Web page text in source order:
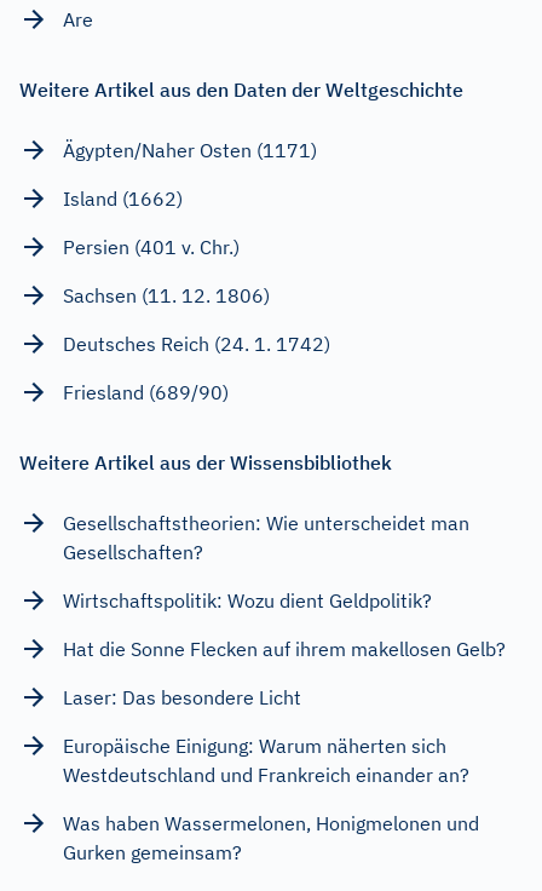
Are
Weitere Artikel aus den Daten der Weltgeschichte
Ägypten/Naher Osten (1171)
Island (1662)
Persien (401 v. Chr.)
Sachsen (11. 12. 1806)
Deutsches Reich (24. 1. 1742)
Friesland (689/90)
Weitere Artikel aus der Wissensbibliothek
Gesellschaftstheorien: Wie unterscheidet man
Gesellschaften?
Wirtschaftspolitik: Wozu dient Geldpolitik?
Hat die Sonne Flecken auf ihrem makellosen Gelb?
Laser: Das besondere Licht
Europäische Einigung: Warum näherten sich
Westdeutschland und Frankreich einander an?
Was haben Wassermelonen, Honigmelonen und
Gurken gemeinsam?